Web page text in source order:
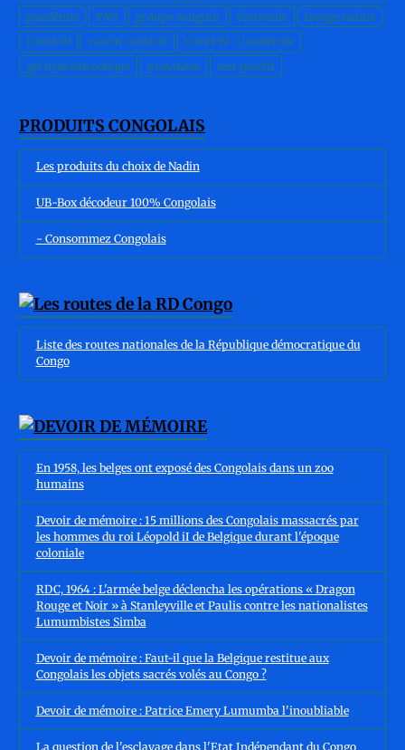
pandémie
FMI groupe sanguin économie
lavage mains
Covid-19
vaccin covid-19
Covid-19 : L'arénicole
gel hydroalcoolique
provinces test positif
PRODUITS CONGOLAIS
Les produits du choix de Nadin
UB-Box décodeur 100% Congolais
- Consommez Congolais
Liste des routes nationales de la République démocratique du
Congo
En 1958, les belges ont exposé des Congolais dans un zoo
humains
Devoir de mémoire : 15 millions des Congolais massacrés par
les hommes du roi Léopold iI de Belgique durant l'époque
coloniale
RDC, 1964 : L'armée belge déclencha les opérations « Dragon
Rouge et Noir » à Stanleyville et Paulis contre les nationalistes
Lumumbistes Simba
Devoir de mémoire : Faut-il que la Belgique restitue aux
Congolais les objets sacrés volés au Congo ?
Devoir de mémoire : Patrice Emery Lumumba l'inoubliable
La question de l'esclavage dans l'Etat Indépendant du Congo